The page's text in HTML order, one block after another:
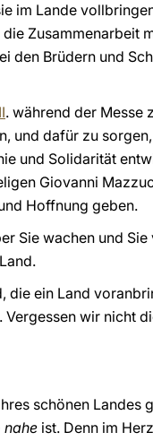
im Lande
Zusammenarbeit
den Brüdern und
. während der Messe
und dafür zu
und Solidarität
Giovanni
Hoffnung geben.
Sie wachen und Sie
die ein Land
wir nicht
schönen Landes
nahe ist. Denn im